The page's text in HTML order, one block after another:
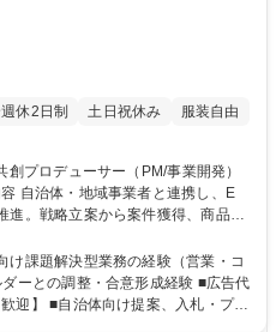
休2日制 土日祝休み 服装自由
進。戦略立案から案件獲得、商品設
い、プロジェクトマネジメントを通
整理およ
ポーザルでの提案設計および案件獲
構築などEC事業の実装 ■社内外の
け課題解決型業務の経験（営業・コ
ーとの調整・合意形成経験 ■広告代